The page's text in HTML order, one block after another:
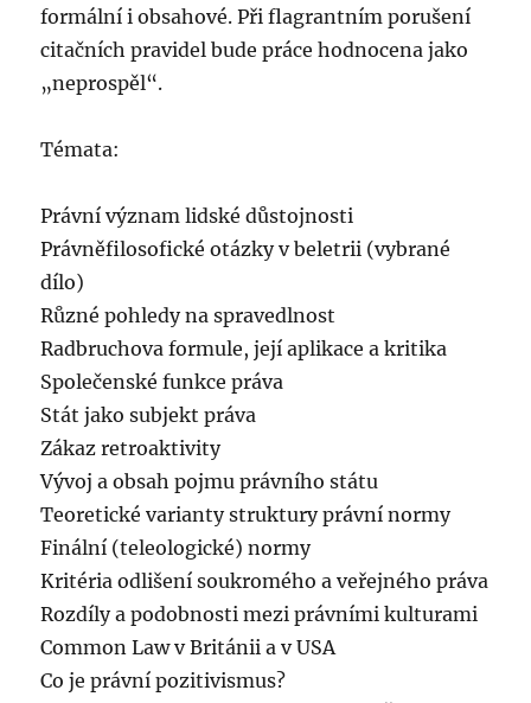
formální i obsahové. Při flagrantním porušení
citačních pravidel bude práce hodnocena jako
„neprospěl“.
Témata:
Právní význam lidské důstojnosti
Právněfilosofické otázky v beletrii (vybrané
dílo)
Různé pohledy na spravedlnost
Radbruchova formule, její aplikace a kritika
Společenské funkce práva
Stát jako subjekt práva
Zákaz retroaktivity
Vývoj a obsah pojmu právního státu
Teoretické varianty struktury právní normy
Finální (teleologické) normy
Kritéria odlišení soukromého a veřejného práva
Rozdíly a podobnosti mezi právními kulturami
Common Law v Británii a v USA
Co je právní pozitivismus?